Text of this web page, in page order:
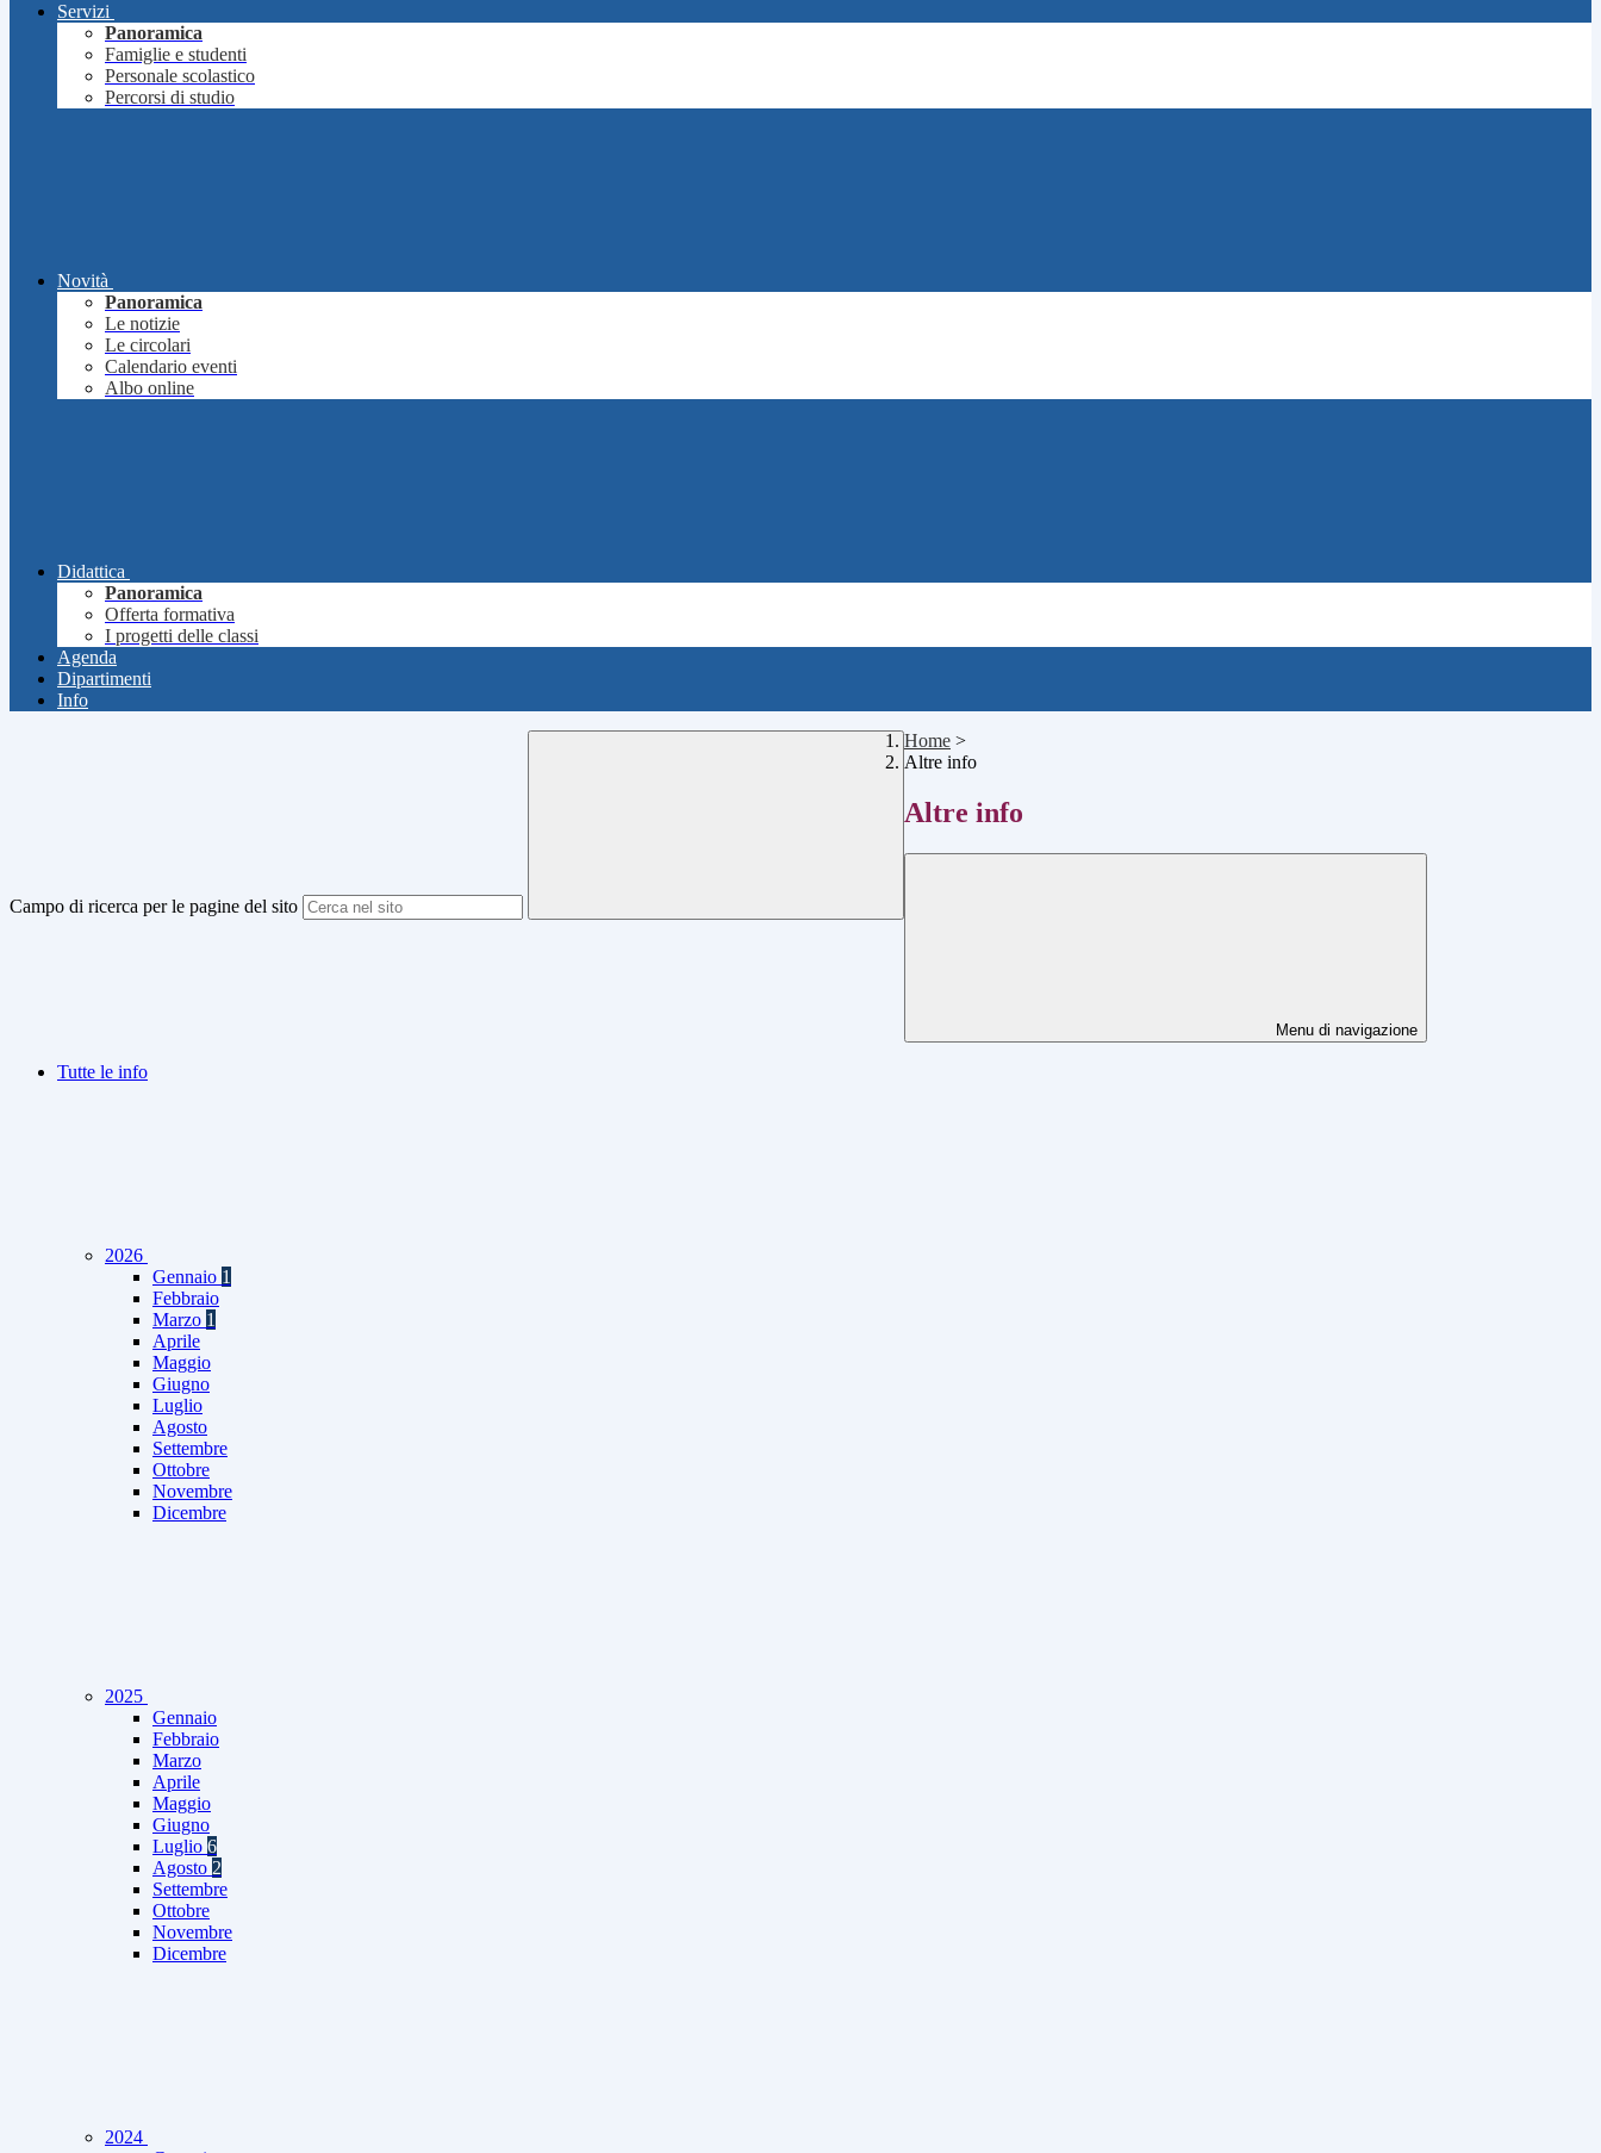
Servizi
Panoramica
Famiglie e studenti
Personale scolastico
Percorsi di studio
Novità
Panoramica
Le notizie
Le circolari
Calendario eventi
Albo online
Didattica
Panoramica
Offerta formativa
I progetti delle classi
Agenda
Dipartimenti
Info
Campo di ricerca per le pagine del sito
Home >
Altre info
Altre info
Menu di navigazione
Tutte le info
2026
Gennaio 1
Febbraio
Marzo 1
Aprile
Maggio
Giugno
Luglio
Agosto
Settembre
Ottobre
Novembre
Dicembre
2025
Gennaio
Febbraio
Marzo
Aprile
Maggio
Giugno
Luglio 6
Agosto 2
Settembre
Ottobre
Novembre
Dicembre
2024